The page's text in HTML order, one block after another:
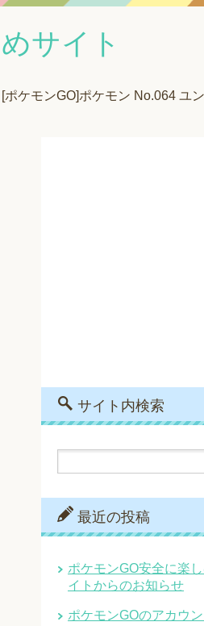
サイト
[ポケモンGO]ポケモン No.064 ユ
サイト内検索
最近の投稿
ポケモンGO安全に楽
イトからのお知らせ
ポケモンGOのアカウ